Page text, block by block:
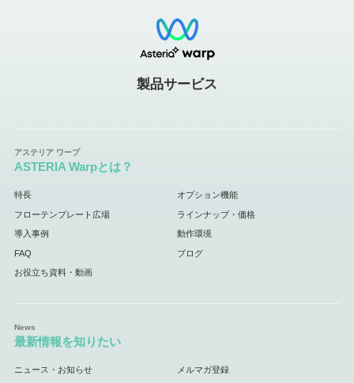
製品サービス
ASTERIA Warpとは？
特長 オプション機能
フローテンプレート広場 ラインナップ・価格
導入事例 動作環境
FAQ ブログ
お役立ち資料・動画
最新情報を知りたい
ニュース・お知らせ メルマガ登録